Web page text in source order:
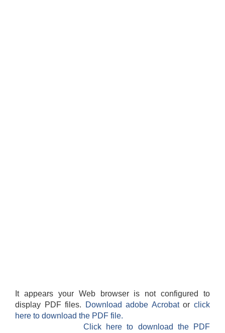
It appears your Web browser is not configured to
display PDF files.
Download adobe Acrobatorclick
here to download the PDF file.
Click here to download the PDF